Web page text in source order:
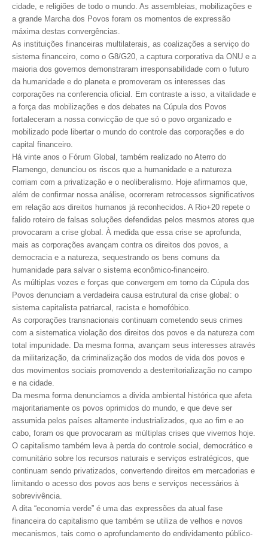
CONTRIBUIÇÕES
CONTRIBUIÇÃO ASSISTENCIAL
CONTRIBUIÇÃO ASSOCIATIVA OU ANUIDADE DE SÓCIO
CONTRIBUIÇÃO SINDICAL URBANA
REVISÃO DE APOSENTADORIA
FGTS EXPURGOS
FGTS CORREÇÃO
LEGISLAÇÃO
LEI 4.950-A/1966 – PISO SALARIAL
LEI 5.194/1966 – REGULAMENTAÇÃO DA PROFISSÃO
RES 1.002/2002 – CÓDIGO DE ÉTICA
HOMOLOGAÇÕES
PISO SALARIAL
FIQUE POR DENTRO
OPORTUNIDADES
APRESENTAÇÃO
EMPREGO E ESTÁGIO
CARREIRA
AUTÔNOMOS E SERVIÇOS
NEWSLETTER
GUIA DAS ENGENHARIAS
cidade, e religiões de todo o mundo. As assembleias, mobilizações e
a grande Marcha dos Povos foram os momentos de expressão
máxima destas convergências.
As instituições financeiras multilaterais, as coalizações a serviço do
sistema financeiro, como o G8/G20, a captura corporativa da ONU e a
maioria dos governos demonstraram irresponsabilidade com o futuro
da humanidade e do planeta e promoveram os interesses das
corporações na conferencia oficial. Em contraste a isso, a vitalidade e
a força das mobilizações e dos debates na Cúpula dos Povos
fortaleceram a nossa convicção de que só o povo organizado e
mobilizado pode libertar o mundo do controle das corporações e do
capital financeiro.
Há vinte anos o Fórum Global, também realizado no Aterro do
Flamengo, denunciou os riscos que a humanidade e a natureza
corriam com a privatização e o neoliberalismo. Hoje afirmamos que,
além de confirmar nossa análise, ocorreram retrocessos significativos
em relação aos direitos humanos já reconhecidos. A Rio+20 repete o
falido roteiro de falsas soluções defendidas pelos mesmos atores que
provocaram a crise global. À medida que essa crise se aprofunda,
mais as corporações avançam contra os direitos dos povos, a
democracia e a natureza, sequestrando os bens comuns da
humanidade para salvar o sistema econômico-financeiro.
As múltiplas vozes e forças que convergem em torno da Cúpula dos
Povos denunciam a verdadeira causa estrutural da crise global: o
sistema capitalista patriarcal, racista e homofóbico.
As corporações transnacionais continuam cometendo seus crimes
com a sistematica violação dos direitos dos povos e da natureza com
total impunidade. Da mesma forma, avançam seus interesses através
da militarização, da criminalização dos modos de vida dos povos e
dos movimentos sociais promovendo a desterritorialização no campo
e na cidade.
Da mesma forma denunciamos a divida ambiental histórica que afeta
majoritariamente os povos oprimidos do mundo, e que deve ser
assumida pelos países altamente industrializados, que ao fim e ao
cabo, foram os que provocaram as múltiplas crises que vivemos hoje.
O capitalismo também leva à perda do controle social, democrático e
comunitário sobre los recursos naturais e serviços estratégicos, que
continuam sendo privatizados, convertendo direitos em mercadorias e
limitando o acesso dos povos aos bens e serviços necessários à
sobrevivência.
A dita “economia verde” é uma das expressões da atual fase
financeira do capitalismo que também se utiliza de velhos e novos
mecanismos, tais como o aprofundamento do endividamento público-